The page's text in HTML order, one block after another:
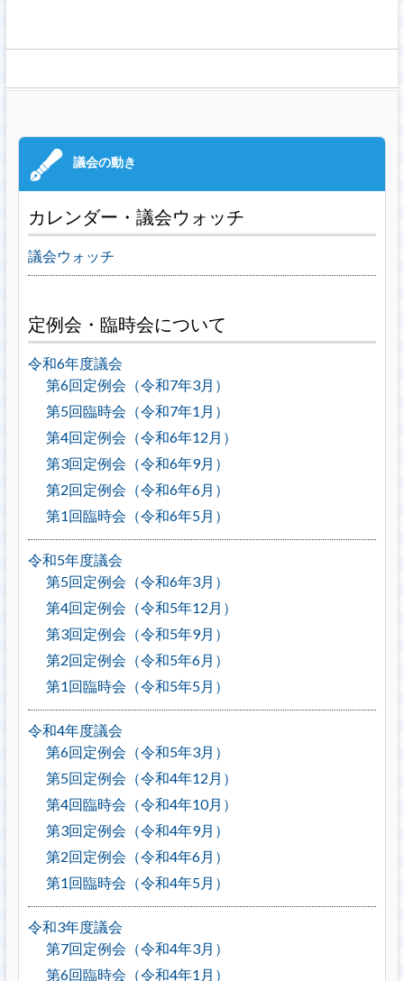
カレンダー・議会ウォッチ
議会ウォッチ
定例会・臨時会について
令和6年度議会
第6回定例会（令和7年3月）
第5回臨時会（令和7年1月）
第4回定例会（令和6年12月）
第3回定例会（令和6年9月）
第2回定例会（令和6年6月）
第1回臨時会（令和6年5月）
令和5年度議会
第5回定例会（令和6年3月）
第4回定例会（令和5年12月）
第3回定例会（令和5年9月）
第2回定例会（令和5年6月）
第1回臨時会（令和5年5月）
令和4年度議会
第6回定例会（令和5年3月）
第5回定例会（令和4年12月）
第4回臨時会（令和4年10月）
第3回定例会（令和4年9月）
第2回定例会（令和4年6月）
第1回臨時会（令和4年5月）
令和3年度議会
第7回定例会（令和4年3月）
第6回臨時会（令和4年1月）